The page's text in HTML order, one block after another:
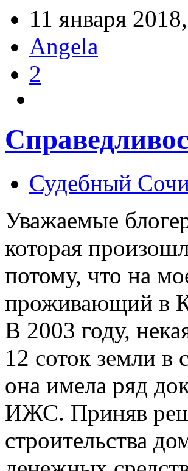
11 января
Angela
2
Судебный
Уважаемые
которая
потому, что на
проживающий в
В 2003 году,
12 соток земли в
она имела ряд
ИЖС. Приняв
строительства